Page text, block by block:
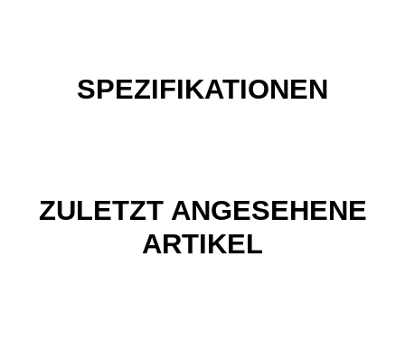
SPEZIFIKATIONEN
ZULETZT ANGESEHENE
ARTIKEL